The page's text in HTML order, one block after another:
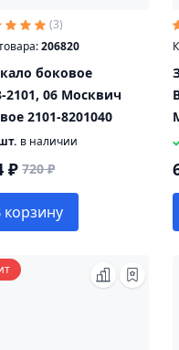
(3)
206820
боковое
2101, 06 Москвич
2101-8201040
в наличии
₽ 720 ₽
корзину